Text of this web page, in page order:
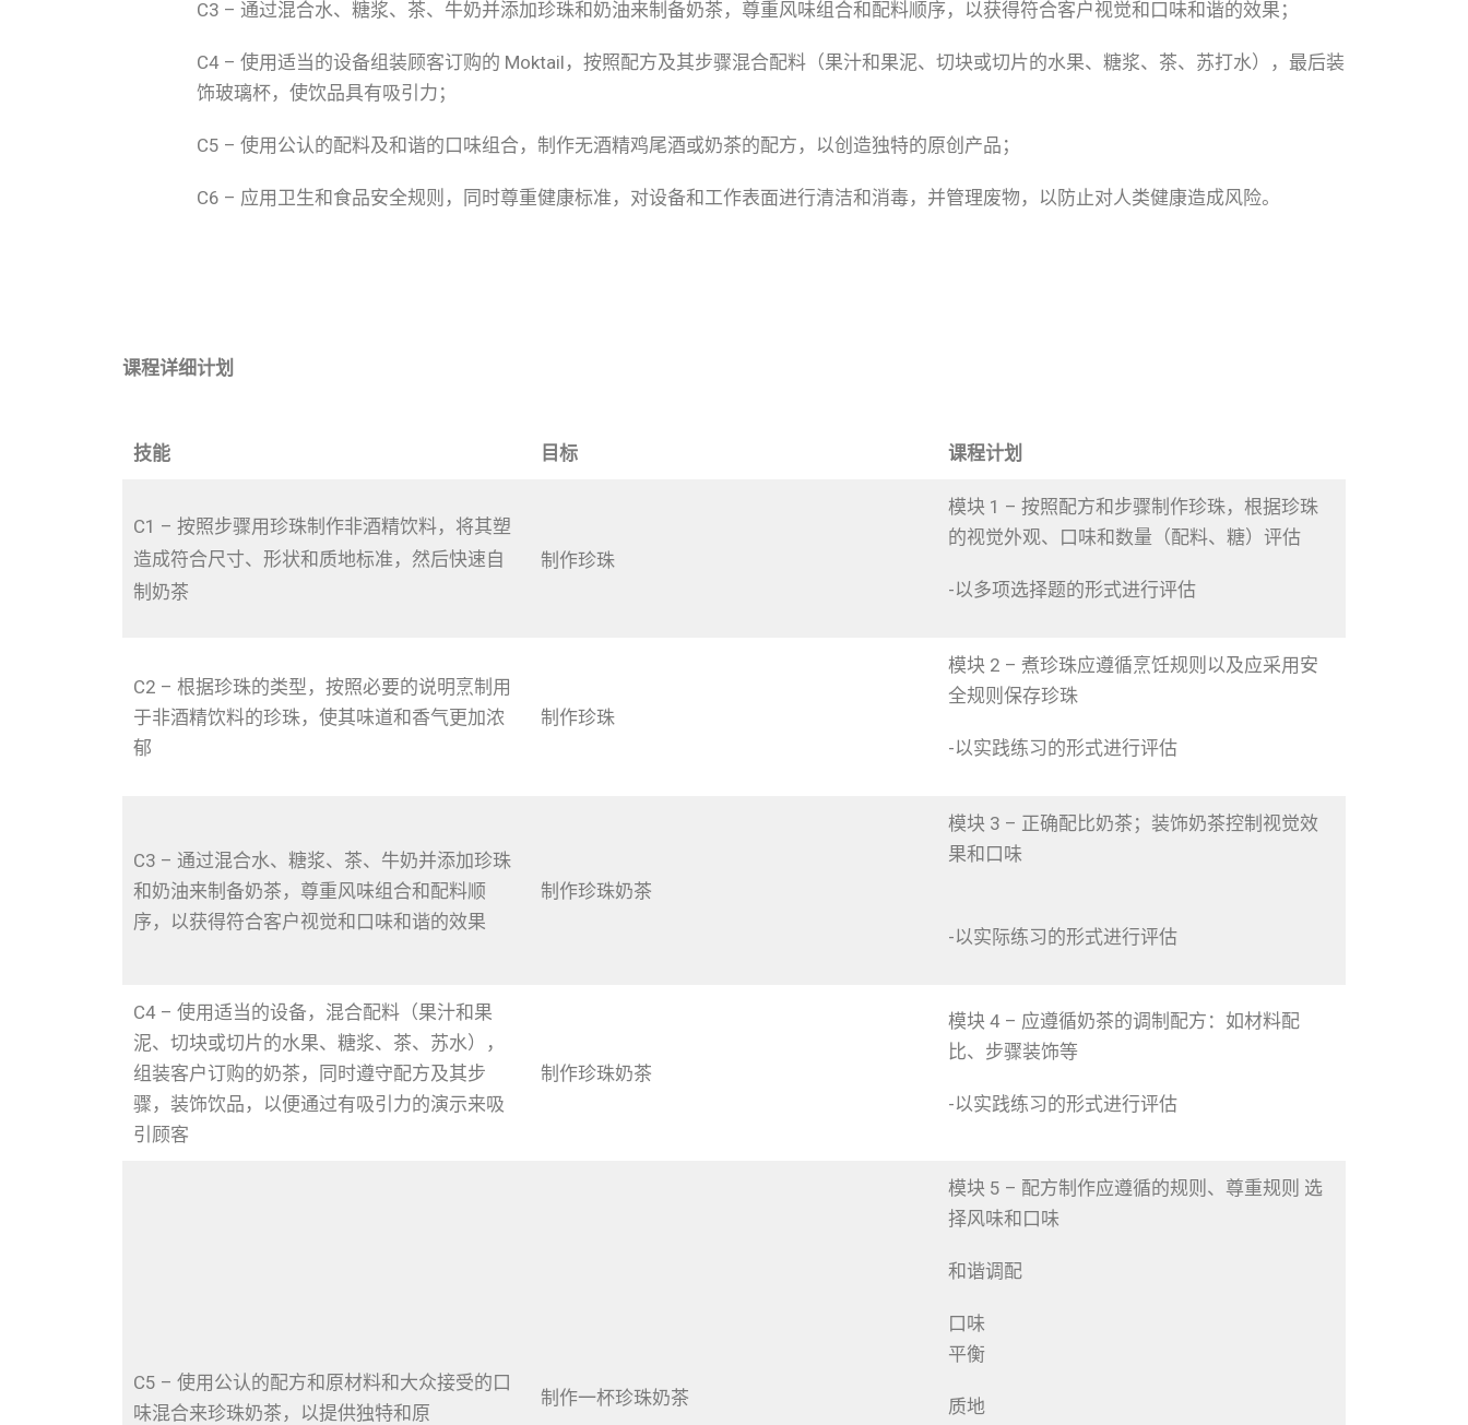
C3 – 通过混合水、糖浆、茶、牛奶并添加珍珠和奶油来制备奶茶，尊重风味组合和配料顺序，以获得符合客户视觉和口味和谐的效果；
C4 – 使用适当的设备组装顾客订购的 Moktail，按照配方及其步骤混合配料（果汁和果泥、切块或切片的水果、糖浆、茶、苏打水），最后装
饰玻璃杯，使饮品具有吸引力；
C5 – 使用公认的配料及和谐的口味组合，制作无酒精鸡尾酒或奶茶的配方，以创造独特的原创产品；
C6 – 应用卫生和食品安全规则，同时尊重健康标准，对设备和工作表面进行清洁和消毒，并管理废物，以防止对人类健康造成风险。
课程详细计划
技能 目标 课程计划
C1 – 按照步骤用珍珠制作非酒精饮料，将其塑
造成符合尺寸、形状和质地标准，然后快速自
制奶茶
制作珍珠
模块 1 – 按照配方和步骤制作珍珠，根据珍珠
的视觉外观、口味和数量（配料、糖）评估
-以多项选择题的形式进行评估
C2 – 根据珍珠的类型，按照必要的说明烹制用
于非酒精饮料的珍珠，使其味道和香气更加浓
郁
制作珍珠
模块 2 – 煮珍珠应遵循烹饪规则以及应采用安
全规则保存珍珠
-以实践练习的形式进行评估
C3 – 通过混合水、糖浆、茶、牛奶并添加珍珠
和奶油来制备奶茶，尊重风味组合和配料顺
序，以获得符合客户视觉和口味和谐的效果
制作珍珠奶茶
模块 3 – 正确配比奶茶；装饰奶茶控制视觉效
果和口味
-以实际练习的形式进行评估
C4 – 使用适当的设备，混合配料（果汁和果
泥、切块或切片的水果、糖浆、茶、苏水），
组装客户订购的奶茶，同时遵守配方及其步
骤，装饰饮品，以便通过有吸引力的演示来吸
引顾客
制作珍珠奶茶
模块 4 – 应遵循奶茶的调制配方：如材料配
比、步骤装饰等
-以实践练习的形式进行评估
C5 – 使用公认的配方和原材料和大众接受的口
味混合来珍珠奶茶，以提供独特和原
制作一杯珍珠奶茶
模块 5 – 配方制作应遵循的规则、尊重规则 选
择风味和口味
和谐调配
口味
平衡
质地